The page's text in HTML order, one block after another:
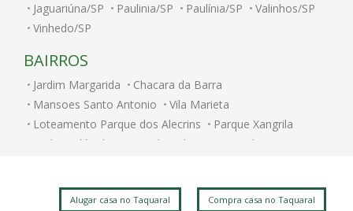
Jaguariúna/SP
Paulinia/SP Paulínia/SP
Valinhos/SP
Vinhedo/SP
BAIRROS
Jardim Margarida
Chacara da Barra
Mansoes Santo Antonio
Vila Marieta
Loteamento Parque dos Alecrins
Parque Xangrila
Jardim Nilópolis
Caminhos de San Conrado (Sousas)
Cidade Universitária
Parque das Flores
Alugar casa no Taquaral Compra casa no Taquaral